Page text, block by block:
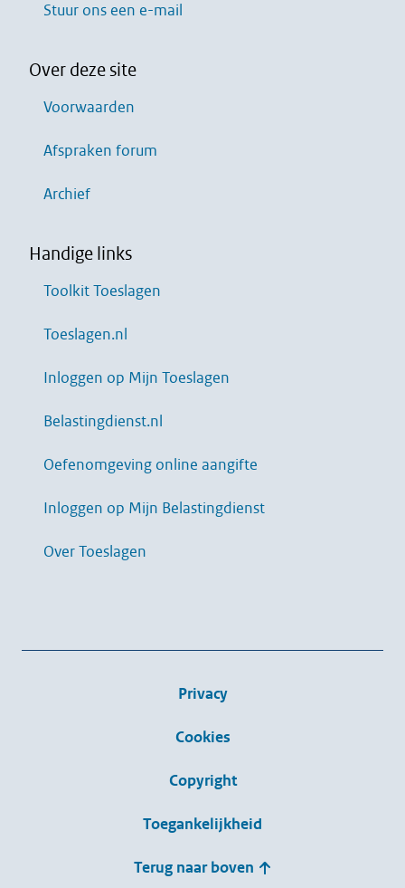
Stuur ons een e-mail
Over deze site
Voorwaarden
Afspraken forum
Archief
Handige links
Toolkit Toeslagen
Toeslagen.nl
Inloggen op Mijn Toeslagen
Belastingdienst.nl
Oefenomgeving online aangifte
Inloggen op Mijn Belastingdienst
Over Toeslagen
Privacy
Cookies
Copyright
Toegankelijkheid
Terug naar boven